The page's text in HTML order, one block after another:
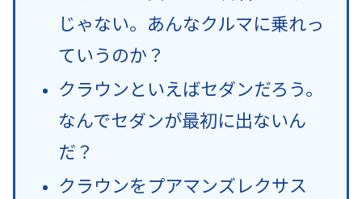
じゃない。あんなクルマに乗れっ
ていうのか？
クラウンといえばセダンだろう。
なんでセダンが最初に出ないん
だ？
クラウンをプアマンズレクサス